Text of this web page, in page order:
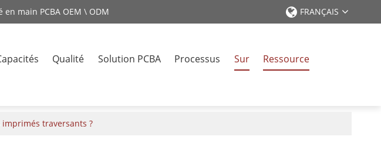
main PCBA OEM \ ODM FRANÇAIS
Qualité Solution PCBA Processus Sur
Ressource
traversants ?